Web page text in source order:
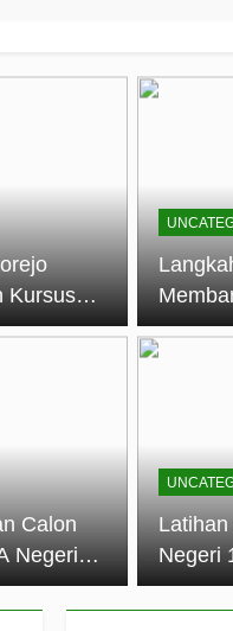
Membentuk Jiwa
2026
Kursus
Calon
Negeri
Jiwa
dan
Negeri
Negeri